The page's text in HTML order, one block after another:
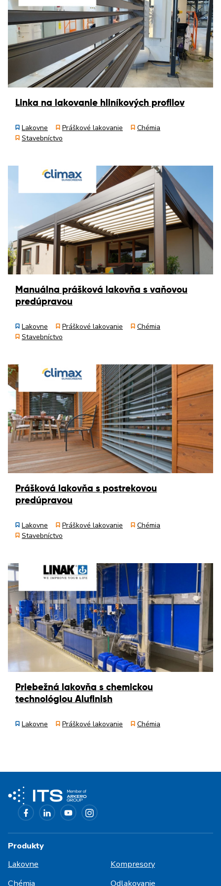
Linka na lakovanie hliníkových profilov
Lakovne Práškové lakovanie
Chémia
Stavebníctvo
Manuálna prášková lakovňa s vaňovou
predúpravou
Lakovne Práškové lakovanie
Chémia
Stavebníctvo
Prášková lakovňa s postrekovou
predúpravou
Lakovne Práškové lakovanie
Chémia
Stavebníctvo
Priebežná lakovňa s chemickou
technológiou Alufinish
Lakovne Práškové lakovanie Chémia
Produkty
Lakovne
Kompresory
Chémia
Odlakovanie